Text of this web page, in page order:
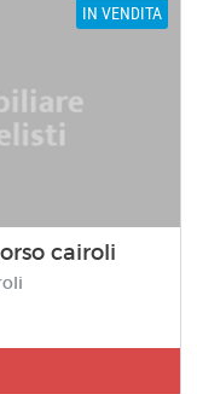
IN VENDITA
cairoli